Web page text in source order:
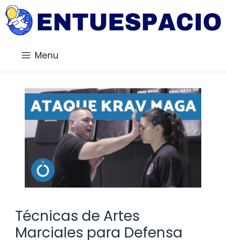
Saltar
al
contenido
Menu
Técnicas de Artes
Marciales para Defensa